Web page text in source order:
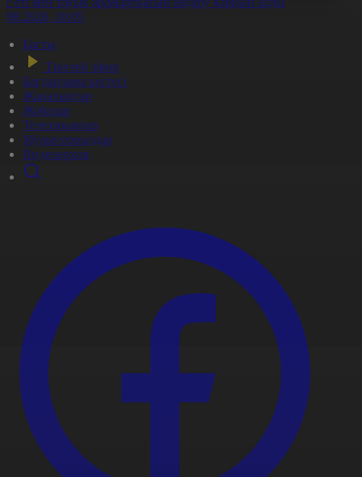
10:05
Басты
Тікелей эфир
Бағдарлама кестесі
Жаңалықтар
Жобалар
Телехикаялар
Мультсериалдар
Видеоархив